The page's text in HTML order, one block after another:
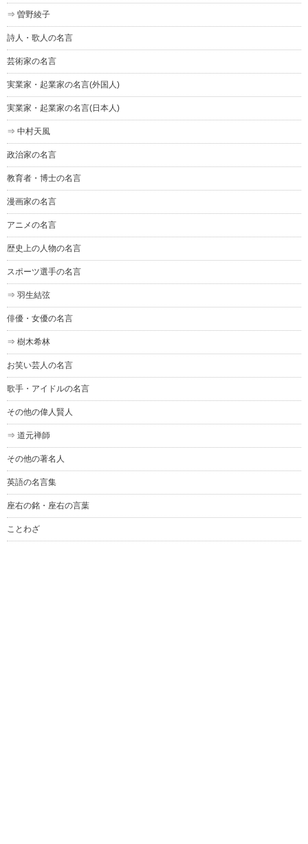
⇒ 曽野綾子
詩人・歌人の名言
芸術家の名言
実業家・起業家の名言(外国人)
実業家・起業家の名言(日本人)
⇒ 中村天風
政治家の名言
教育者・博士の名言
漫画家の名言
アニメの名言
歴史上の人物の名言
スポーツ選手の名言
⇒ 羽生結弦
俳優・女優の名言
⇒ 樹木希林
お笑い芸人の名言
歌手・アイドルの名言
その他の偉人賢人
⇒ 道元禅師
その他の著名人
英語の名言集
座右の銘・座右の言葉
ことわざ